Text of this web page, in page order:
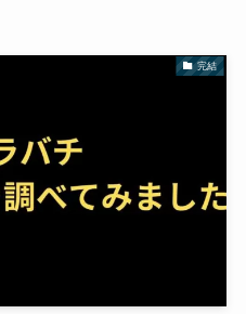
完結